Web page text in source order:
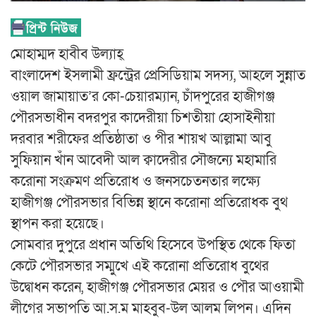
মোহাম্মদ হাবীব উল্যাহ্
বাংলাদেশ ইসলামী ফ্রন্ট্রের প্রেসিডিয়াম সদস্য, আহলে সুন্নাত
ওয়াল জামায়াত’র কো-চেয়ারম্যান, চাঁদপুরের হাজীগঞ্জ
পৌরসভাধীন বদরপুর কাদেরীয়া চিশতীয়া হোসাইনীয়া
দরবার শরীফের প্রতিষ্ঠাতা ও পীর শায়খ আল্লামা আবু
সুফিয়ান খাঁন আবেদী আল ক্বাদেরীর সৌজন্যে মহামারি
করোনা সংক্রমণ প্রতিরোধ ও জনসচেতনতার লক্ষ্যে
হাজীগঞ্জ পৌরসভার বিভিন্ন স্থানে করোনা প্রতিরোধক বুথ
স্থাপন করা হয়েছে।
সোমবার দুপুরে প্রধান অতিথি হিসেবে উপস্থিত থেকে ফিতা
কেটে পৌরসভার সম্মুখে এই করোনা প্রতিরোধ বুথের
উদ্বোধন করেন, হাজীগঞ্জ পৌরসভার মেয়র ও পৌর আওয়ামী
লীগের সভাপতি আ.স.ম মাহবুব-উল আলম লিপন। এদিন